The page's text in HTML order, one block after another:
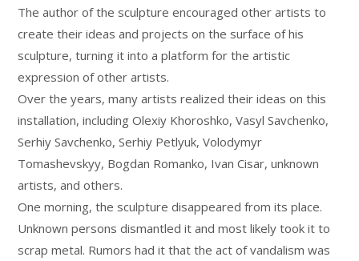
The author of the sculpture encouraged other artists to
create their ideas and projects on the surface of his
sculpture, turning it into a platform for the artistic
expression of other artists.
Over the years, many artists realized their ideas on this
installation, including Olexiy Khoroshko, Vasyl Savchenko,
Serhiy Savchenko, Serhiy Petlyuk, Volodymyr
Tomashevskyy, Bogdan Romanko, Ivan Cisar, unknown
artists, and others.
One morning, the sculpture disappeared from its place.
Unknown persons dismantled it and most likely took it to
scrap metal. Rumors had it that the act of vandalism was